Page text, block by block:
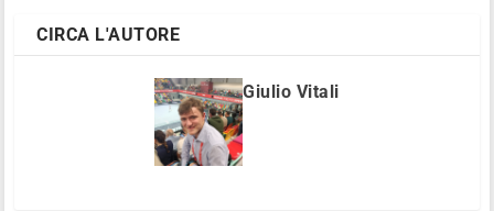
CIRCA L'AUTORE
Giulio Vitali